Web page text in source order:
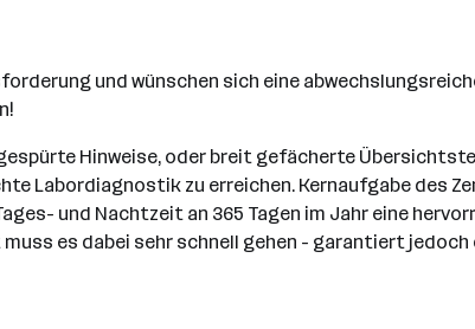
und wünschen sich eine
Hinweise, oder breit gefächerte
Labordiagnostik zu erreichen. Kernaufgabe des
und Nachtzeit an 365 Tagen im Jahr eine
es dabei sehr schnell gehen - garantiert